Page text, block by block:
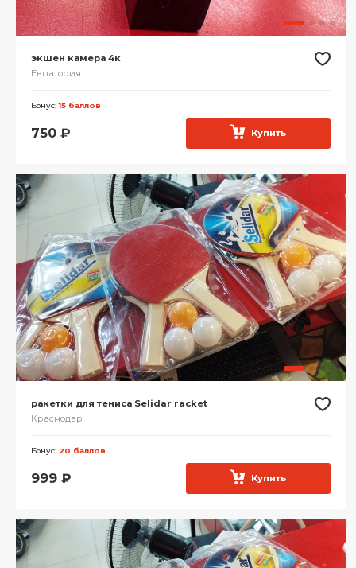
экшен камера 4к
Евпатория
Бонус:15 баллов
750 ₽ Купить
ракетки для тениса Selidar racket
Краснодар
Бонус: 20 баллов
999 ₽ Купить